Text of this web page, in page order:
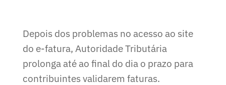
Depois dos problemas no acesso ao site
do e-fatura, Autoridade Tributária
prolonga até ao final do dia o prazo para
contribuintes validarem faturas.